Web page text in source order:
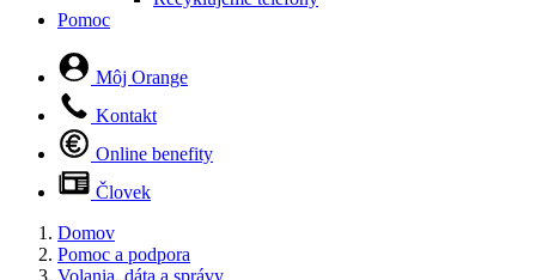
Pomoc
Môj Orange
Kontakt
Online benefity
Človek
Domov
Pomoc a podpora
Volania, dáta a správy